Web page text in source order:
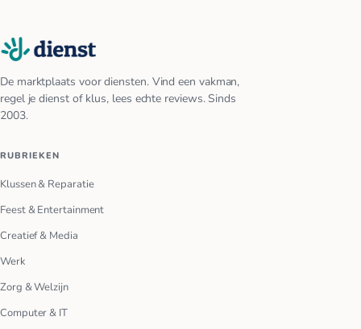
De marktplaats voor diensten. Vind een vakman,
regel je dienst of klus, lees echte reviews. Sinds
2003.
RUBRIEKEN
Klussen & Reparatie
Feest & Entertainment
Creatief & Media
Werk
Zorg & Welzijn
Computer & IT